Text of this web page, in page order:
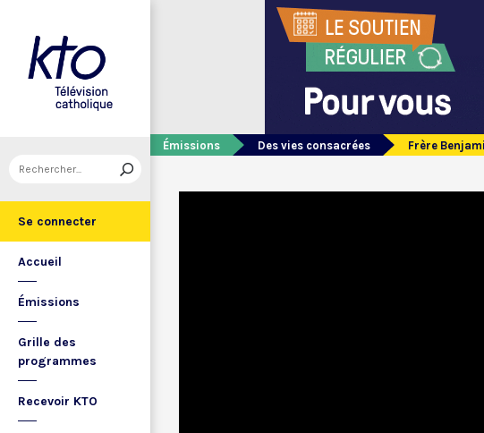
Se connecter
Accueil
Émissions
Grille des
programmes
Recevoir KTO
Émissions Des vies consacrées Frère